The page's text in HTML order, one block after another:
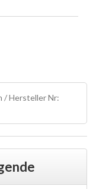
/ Hersteller Nr: